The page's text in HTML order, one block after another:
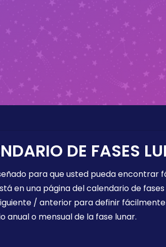
DE FASES
para que usted pueda
en una página del calendario de
/ anterior para definir
anual o mensual de la fase lunar.